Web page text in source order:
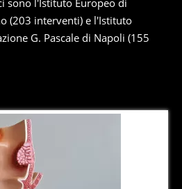
sono l'Istituto Europeo di
(203 interventi) e l'Istituto
G. Pascale di Napoli (155